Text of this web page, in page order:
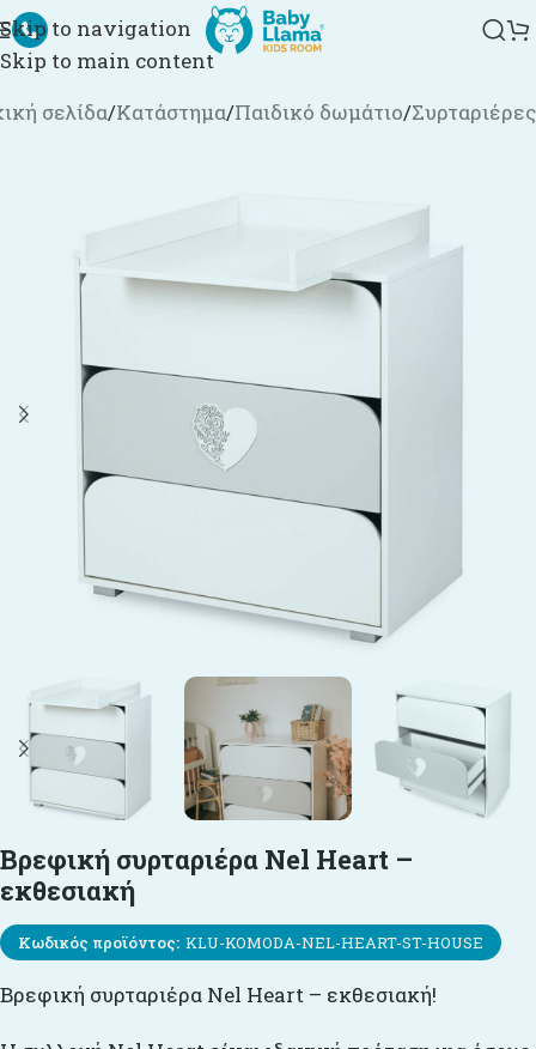
Skip to navigation
Skip to main content
σελίδα/Κατάστημα/Παιδικό δωμάτιο/Συρταριέρες
Βρεφική συρταριέρα Nel Heart –
εκθεσιακή
Κωδικός προϊόντος: KLU-KOMODA-NEL-HEART-ST-HOUSE
Βρεφική συρταριέρα Nel Heart – εκθεσιακή!